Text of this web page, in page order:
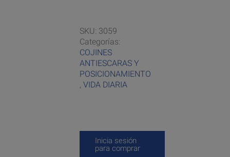
SKU: 3059
Categorías:
COJINES
ANTIESCARAS Y
POSICIONAMIENTO
, VIDA DIARIA
Inicia sesión
para comprar